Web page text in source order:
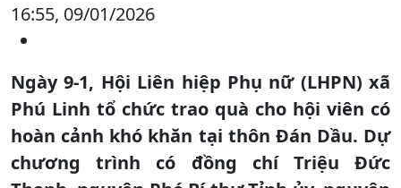
16:55, 09/01/2026
Ngày 9-1, Hội Liên hiệp Phụ nữ (LHPN) xã
Phú Linh tổ chức trao quà cho hội viên có
hoàn cảnh khó khăn tại thôn Đán Dầu. Dự
chương trình có đồng chí Triệu Đức